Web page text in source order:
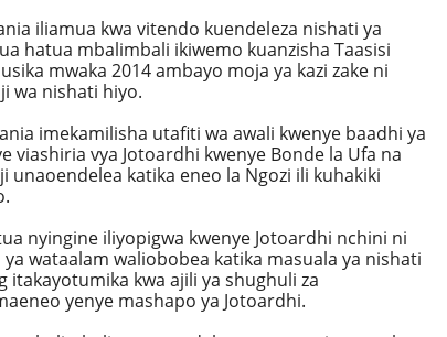
iliamua kwa vitendo kuendeleza nishati ya
hatua mbalimbali ikiwemo kuanzisha Taasisi
mwaka 2014 ambayo moja ya kazi zake ni
wa nishati hiyo.
imekamilisha utafiti wa awali kwenye baadhi ya
viashiria vya Jotoardhi kwenye Bonde la Ufa na
unaoendelea katika eneo la Ngozi ili kuhakiki
nyingine iliyopigwa kwenye Jotoardhi nchini ni
ya wataalam waliobobea katika masuala ya nishati
itakayotumika kwa ajili ya shughuli za
yenye mashapo ya Jotoardhi.